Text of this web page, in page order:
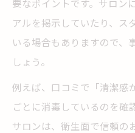
要なポイントです。サロン
アルを掲示していたり、ス
いる場合もありますので、
しょう。
例えば、口コミで「清潔感
ごとに消毒しているのを確
サロンは、衛生面で信頼の